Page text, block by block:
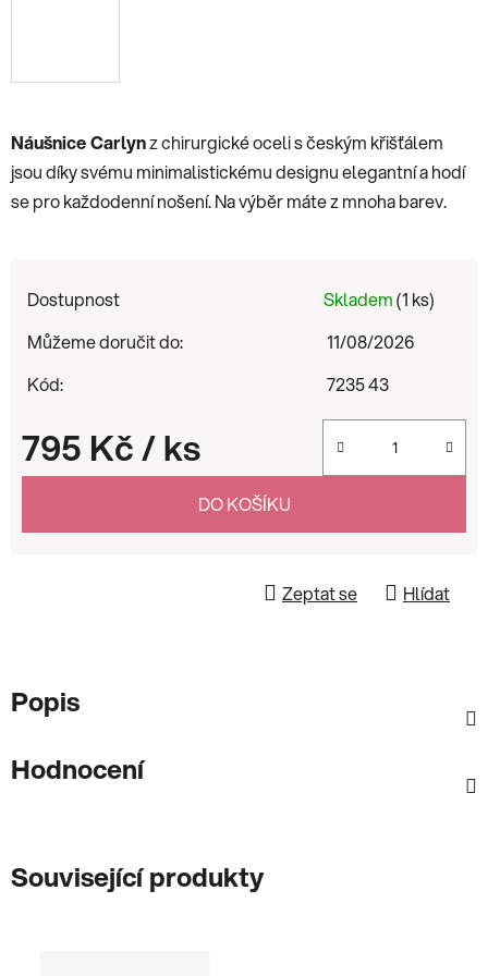
Náušnice Carlynz chirurgické oceli s českým křišťálem
jsou díky svému minimalistickému designu elegantní a hodí
se pro každodenní nošení. Na výběr máte z mnoha barev.
Dostupnost Skladem(1 ks)
Můžeme doručit do:
11/08/2026
Kód:
7235 43
795 Kč/ ks
Měrná cena:
DO KOŠÍKU
Zeptat se Hlídat
Popis
Hodnocení
Související produkty